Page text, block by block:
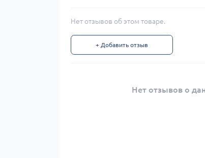
Нет отзывов об этом товаре.
+ Добавить отзыв
Нет отзывов о